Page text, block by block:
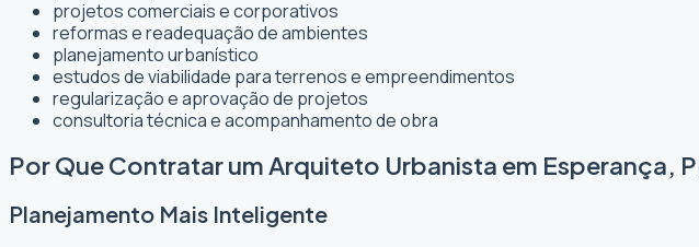
projetos comerciais e corporativos
reformas e readequação de ambientes
planejamento urbanístico
estudos de viabilidade para terrenos e empreendimentos
regularização e aprovação de projetos
consultoria técnica e acompanhamento de obra
Por Que Contratar um Arquiteto Urbanista em Esperança,
Planejamento Mais Inteligente